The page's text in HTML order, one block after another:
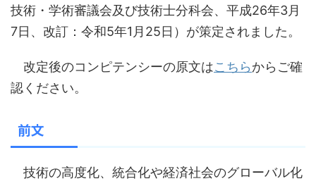
技術・学術審議会及び技術士分科会、平成26年3月
7日、改訂：令和5年1月25日）が策定されました。
改定後のコンピテンシーの原文はこちらからご確
認ください。
前文
技術の高度化、統合化や経済社会のグローバル化